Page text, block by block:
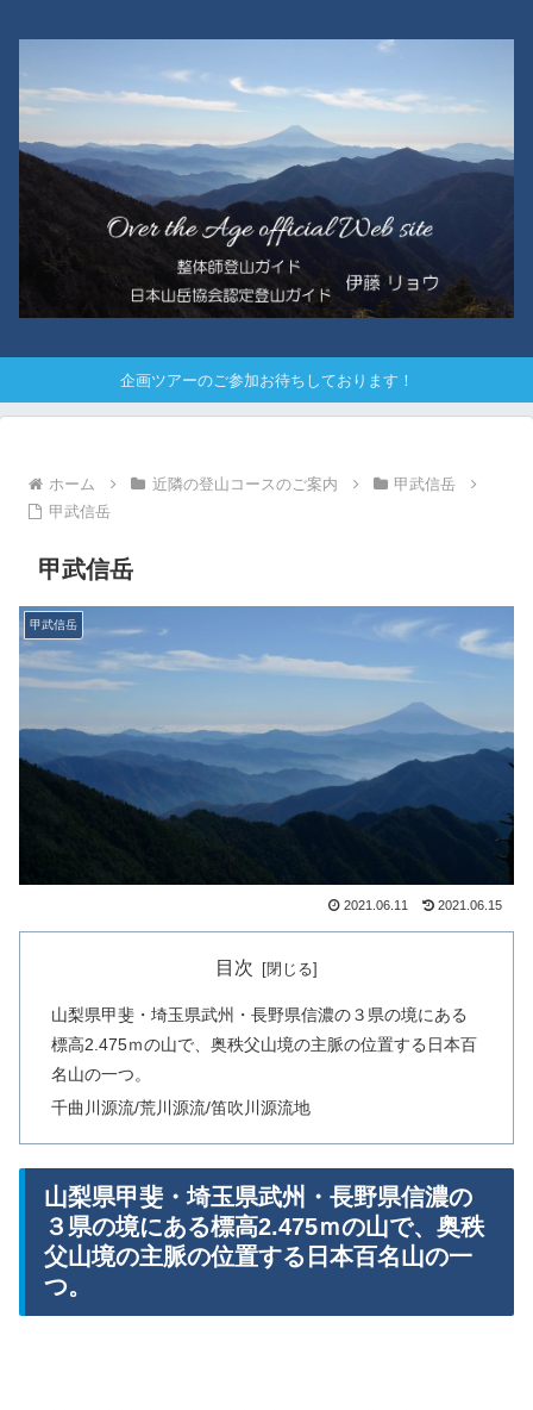
企画ツアーのご参加お待ちしております！
ホーム 近隣の登山コースのご案内
甲武信岳
甲武信岳
甲武信岳
甲武信岳
2021.06.11 2021.06.15
目次
山梨県甲斐・埼玉県武州・長野県信濃の３県の境にある
標高2.475ｍの山で、奥秩父山境の主脈の位置する日本百
名山の一つ。
千曲川源流/荒川源流/笛吹川源流地
山梨県甲斐・埼玉県武州・長野県信濃の
３県の境にある標高2.475ｍの山で、奥秩
父山境の主脈の位置する日本百名山の一
つ。